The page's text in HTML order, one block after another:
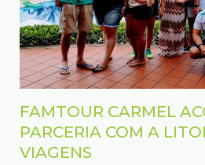
FAMTOUR CARMEL
PARCERIA COM A
VIAGENS